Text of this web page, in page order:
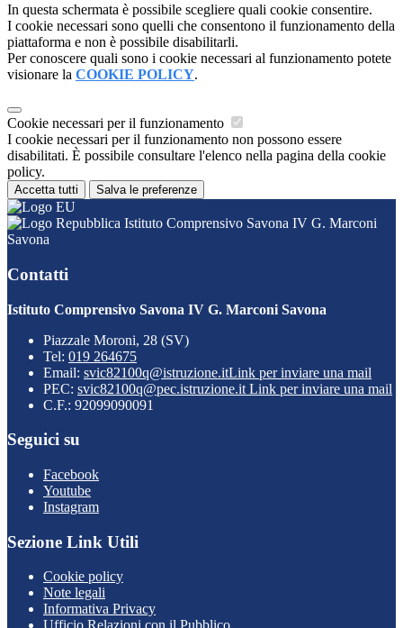
In questa schermata è possibile scegliere quali cookie consentire.
I cookie necessari sono quelli che consentono il funzionamento della
piattaforma e non è possibile disabilitarli.
Per conoscere quali sono i cookie necessari al funzionamento potete
visionare la COOKIE POLICY.
Cookie necessari per il funzionamento
I cookie necessari per il funzionamento non possono essere
disabilitati. È possibile consultare l'elenco nella pagina della cookie
policy.
Accetta tutti Salva le preferenze
Istituto Comprensivo Savona IV G. Marconi
Savona
Contatti
Istituto Comprensivo Savona IV G. Marconi Savona
Piazzale Moroni, 28 (SV)
Tel: 019 264675
Email: svic82100q@istruzione.itLink per inviare una mail
PEC: svic82100q@pec.istruzione.it Link per inviare una mail
C.F.: 92099090091
Seguici su
Facebook
Youtube
Instagram
Sezione Link Utili
Cookie policy
Note legali
Informativa Privacy